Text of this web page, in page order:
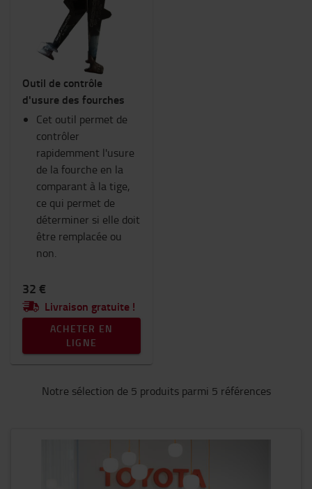
Outil de contrôle
d'usure des fourches
Cet outil permet de
contrôler
rapidemment l'usure
de la fourche en la
comparant à la tige,
ce qui permet de
déterminer si elle doit
être remplacée ou
non.
32 €
Livraison gratuite !
ACHETER EN
LIGNE
Notre sélection de 5 produits parmi 5 références